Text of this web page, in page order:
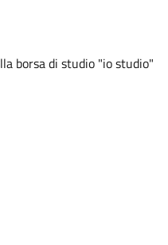
borsa di studio "io studio"